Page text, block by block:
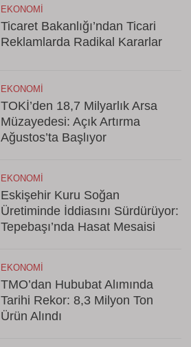
EKONOMI
Ticaret Bakanlığı’ndan Ticari
Reklamlarda Radikal Kararlar
EKONOMI
TOKİ’den 18,7 Milyarlık Arsa
Müzayedesi: Açık Artırma
Ağustos’ta Başlıyor
EKONOMI
Eskişehir Kuru Soğan
Üretiminde İddiasını Sürdürüyor:
Tepebaşı’nda Hasat Mesaisi
EKONOMI
TMO’dan Hububat Alımında
Tarihi Rekor: 8,3 Milyon Ton
Ürün Alındı